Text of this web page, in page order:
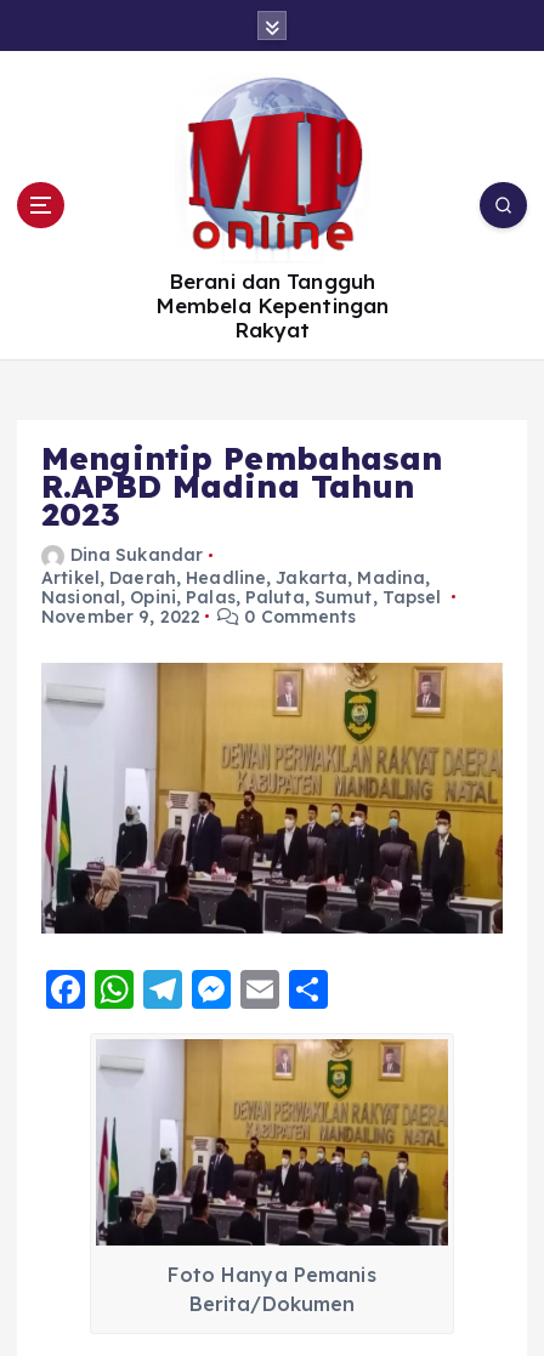
Berani dan Tangguh
Membela Kepentingan
Rakyat
Mengintip Pembahasan
R.APBD Madina Tahun
2023
Dina Sukandar
Artikel, Daerah, Headline,Jakarta, Madina,
Nasional, Opini, Palas, Paluta, Sumut, Tapsel
November 9, 2022
0 Comments
F
a
c
e
b
o
o
k
W
h
a
A
p
p
T
el
g
r
a
m
M
e
e
n
g
er
E
m
ai
l
h
a
re
Foto Hanya Pemanis
Berita/Dokumen